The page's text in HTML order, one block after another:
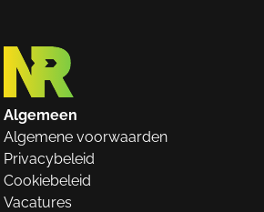
Algemeen
Algemene voorwaarden
Privacybeleid
Cookiebeleid
Vacatures